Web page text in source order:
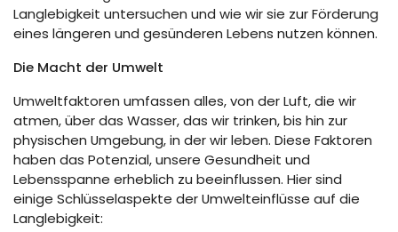
Langlebigkeit untersuchen und wie wir sie zur Förderung
eines längeren und gesünderen Lebens nutzen können.
Die Macht der Umwelt
Umweltfaktoren umfassen alles, von der Luft, die wir
atmen, über das Wasser, das wir trinken, bis hin zur
physischen Umgebung, in der wir leben. Diese Faktoren
haben das Potenzial, unsere Gesundheit und
Lebensspanne erheblich zu beeinflussen. Hier sind
einige Schlüsselaspekte der Umwelteinflüsse auf die
Langlebigkeit: